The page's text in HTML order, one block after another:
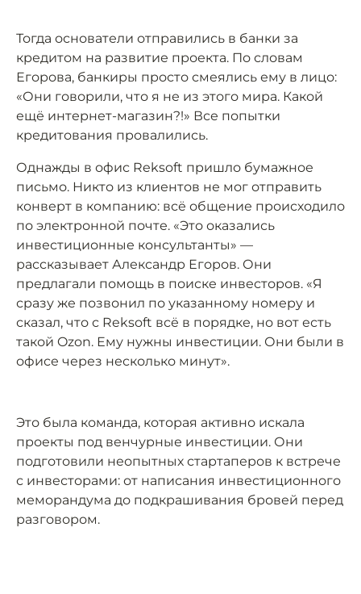
Тогда основатели отправились в банки за
кредитом на развитие проекта. По словам
Егорова, банкиры просто смеялись ему в лицо:
«Они говорили, что я не из этого мира. Какой
ещё интернет-магазин?!» Все попытки
кредитования провалились.
Однажды в офис Reksoft пришло бумажное
письмо. Никто из клиентов не мог отправить
конверт в компанию: всё общение происходило
по электронной почте. «Это оказались
инвестиционные консультанты» —
рассказывает Александр Егоров. Они
предлагали помощь в поиске инвесторов. «Я
сразу же позвонил по указанному номеру и
сказал, что с Reksoft всё в порядке, но вот есть
такой Ozon. Ему нужны инвестиции. Они были в
офисе через несколько минут».
Это была команда, которая активно искала
проекты под венчурные инвестиции. Они
подготовили неопытных стартаперов к встрече
с инвесторами: от написания инвестиционного
меморандума до подкрашивания бровей перед
разговором.